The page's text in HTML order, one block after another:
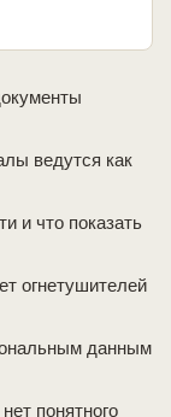
ведутся как
и что показать
огнетушителей
данным
понятного